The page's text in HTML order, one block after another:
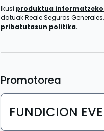
Ikusi produktua
datuak Reale Seguros
pribatutasun politika.
Promotorea
FUNDICION